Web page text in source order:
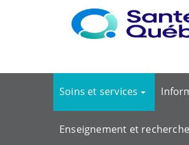
Aller au menu principal
Soins et services
Enseignement et recherche